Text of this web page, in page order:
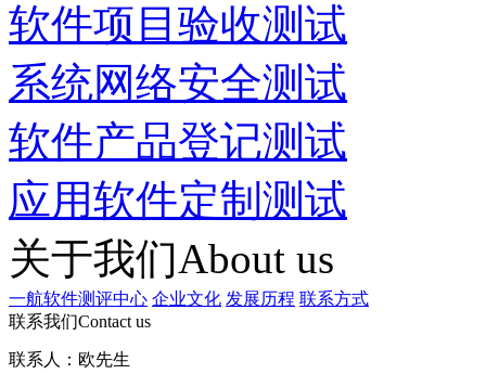
软件项目验收测试
系统网络安全测试
软件产品登记测试
应用软件定制测试
关于我们About us
一航软件测评中心 企业文化 发展历程 联系方式
联系我们Contact us
联系人：欧先生